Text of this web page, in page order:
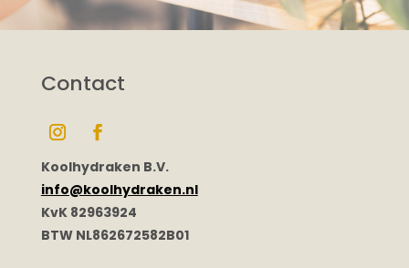
Contact
Koolhydraken B.V.
info@koolhydraken.nl
KvK 82963924
BTW NL862672582B01